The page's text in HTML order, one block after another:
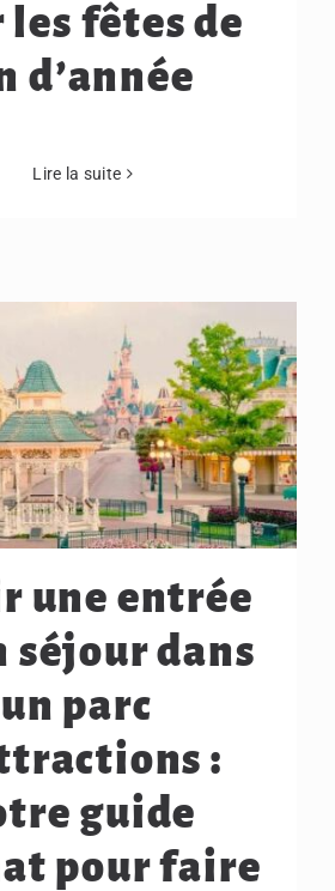
les fêtes de
d’année
Lire la suite
une entrée
séjour dans
un parc
:
guide
pour faire